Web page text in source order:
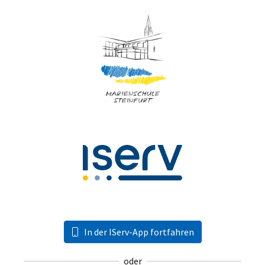
In der IServ-App fortfahren
oder